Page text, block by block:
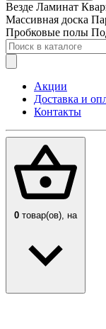
Везде Ламинат
Массивная доска
Пробковые полы
Акции
Доставка и
Контакты
0 товар(ов), на